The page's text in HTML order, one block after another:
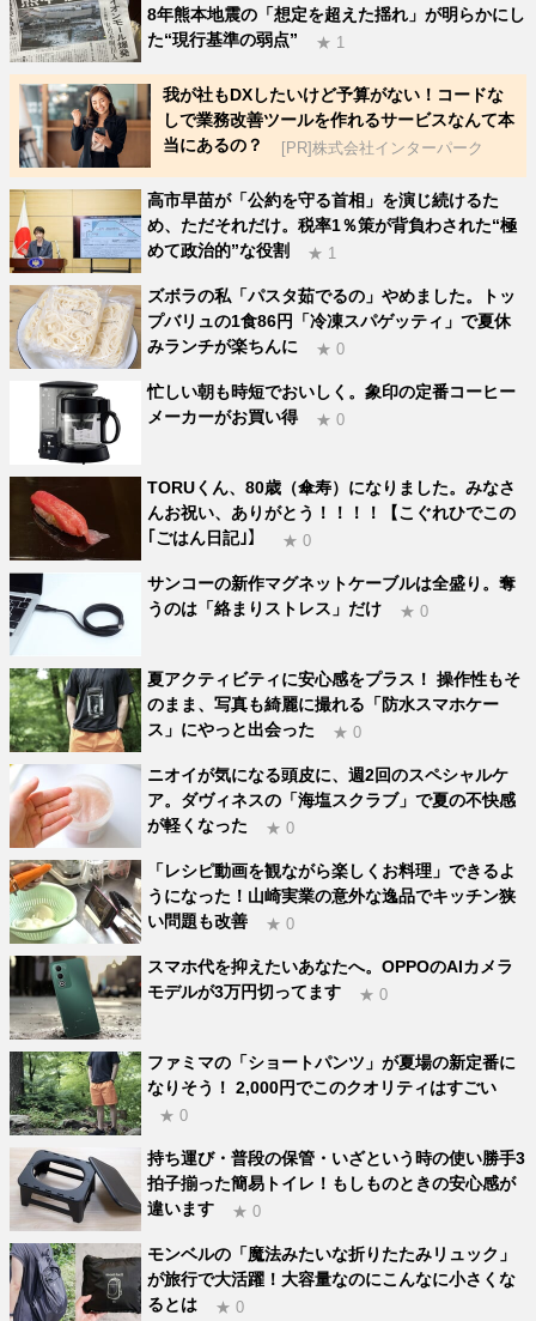
8年熊本地震の「想定を超えた揺れ」が明らかにし
た“現行基準の弱点”
★ 1
我が社もDXしたいけど予算がない！コードな
しで業務改善ツールを作れるサービスなんて本
当にあるの？
[PR]株式会社インターパーク
高市早苗が「公約を守る首相」を演じ続けるた
め、ただそれだけ。税率1％策が背負わされた“極
めて政治的”な役割
★ 1
ズボラの私「パスタ茹でるの」やめました。トッ
プバリュの1食86円「冷凍スパゲッティ」で夏休
みランチが楽ちんに
★ 0
忙しい朝も時短でおいしく。象印の定番コーヒー
メーカーがお買い得
★ 0
TORUくん、80歳（傘寿）になりました。みなさ
んお祝い、ありがとう！！！！【こぐれひでこの
｢ごはん日記｣】
★ 0
サンコーの新作マグネットケーブルは全盛り。奪
うのは「絡まりストレス」だけ
★ 0
夏アクティビティに安心感をプラス！ 操作性もそ
のまま、写真も綺麗に撮れる「防水スマホケー
ス」にやっと出会った
★ 0
ニオイが気になる頭皮に、週2回のスペシャルケ
ア。ダヴィネスの「海塩スクラブ」で夏の不快感
が軽くなった
★ 0
「レシピ動画を観ながら楽しくお料理」できるよ
うになった！山崎実業の意外な逸品でキッチン狭
い問題も改善
★ 0
スマホ代を抑えたいあなたへ。OPPOのAIカメラ
モデルが3万円切ってます
★ 0
ファミマの「ショートパンツ」が夏場の新定番に
なりそう！ 2,000円でこのクオリティはすごい
★ 0
持ち運び・普段の保管・いざという時の使い勝手3
拍子揃った簡易トイレ！もしものときの安心感が
違います
★ 0
モンベルの「魔法みたいな折りたたみリュック」
が旅行で大活躍！大容量なのにこんなに小さくな
るとは
★ 0